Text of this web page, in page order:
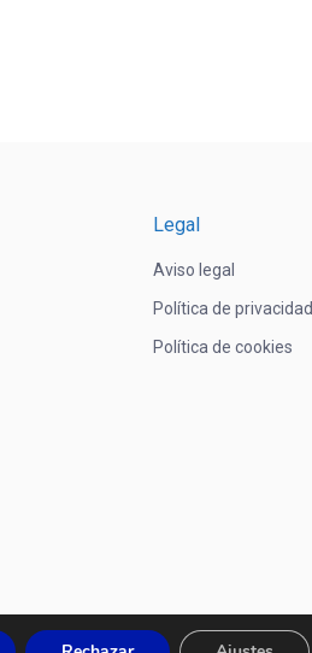
Legal
Aviso legal
Política de privacidad
Política de cookies